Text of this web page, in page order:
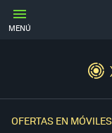
MENÚ
OFERTAS EN MÓVILES